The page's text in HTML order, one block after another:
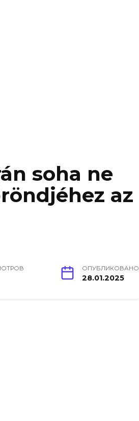
soha ne
az
ОПУБЛИКОВАНО
28.01.2025